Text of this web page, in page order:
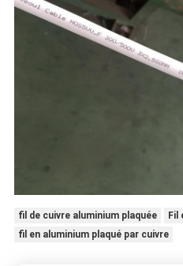
fil de cuivre aluminium plaquée
Fil
fil en aluminium plaqué par cuivre